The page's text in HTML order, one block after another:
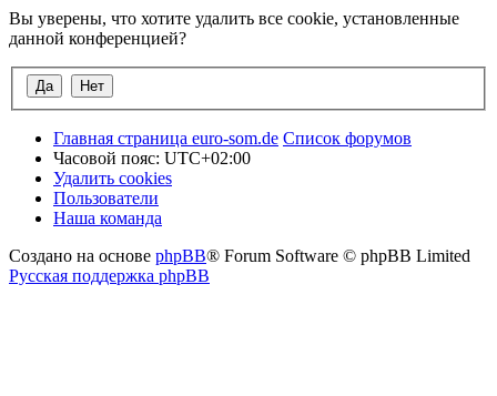
Вы уверены, что хотите удалить все cookie, установленные
данной конференцией?
Главная страница euro-som.de Список форумов
Часовой пояс: UTC+02:00
Удалить cookies
Пользователи
Наша команда
Создано на основе phpBB® Forum Software © phpBB Limited
Русская поддержка phpBB